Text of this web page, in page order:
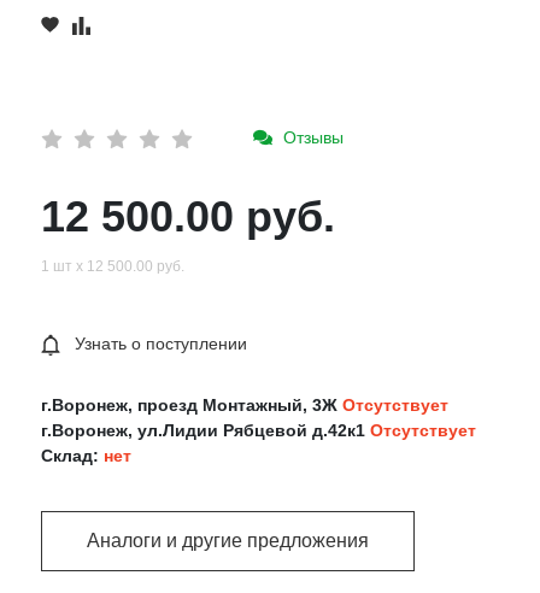
Отзывы
12 500.00 руб.
1 шт х 12 500.00 руб.
Узнать о поступлении
г.Воронеж, проезд Монтажный, 3Ж Отсутствует
г.Воронеж, ул.Лидии Рябцевой д.42к1 Отсутствует
Склад: нет
Аналоги и другие предложения